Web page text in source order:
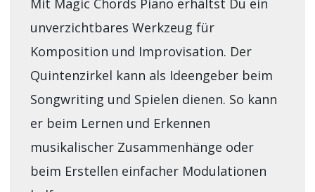
Mit Magic Chords Piano erhältst Du ein
unverzichtbares Werkzeug für
Komposition und Improvisation. Der
Quintenzirkel kann als Ideengeber beim
Songwriting und Spielen dienen. So kann
er beim Lernen und Erkennen
musikalischer Zusammenhänge oder
beim Erstellen einfacher Modulationen